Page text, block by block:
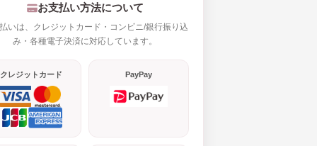
お支払い方法について
いは、クレジットカード・コンビニ/銀行振り込
み・各種電子決済に対応しています。
クレジットカード PayPay